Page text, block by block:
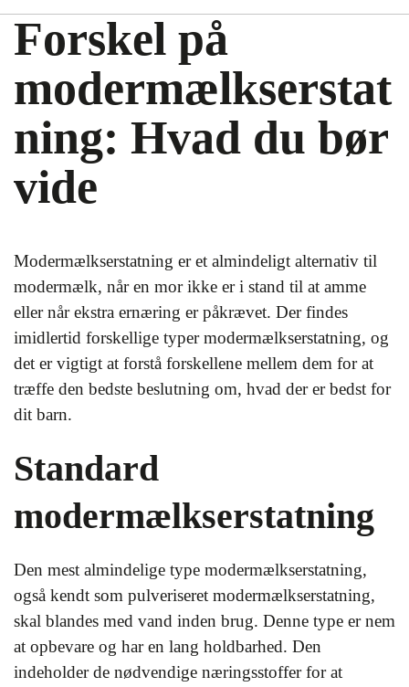
Forskel på
modermælkserstat
ning: Hvad du bør
vide
Modermælkserstatning er et almindeligt alternativ til
modermælk, når en mor ikke er i stand til at amme
eller når ekstra ernæring er påkrævet. Der findes
imidlertid forskellige typer modermælkserstatning, og
det er vigtigt at forstå forskellene mellem dem for at
træffe den bedste beslutning om, hvad der er bedst for
dit barn.
Standard
modermælkserstatning
Den mest almindelige type modermælkserstatning,
også kendt som pulveriseret modermælkserstatning,
skal blandes med vand inden brug. Denne type er nem
at opbevare og har en lang holdbarhed. Den
indeholder de nødvendige næringsstoffer for at